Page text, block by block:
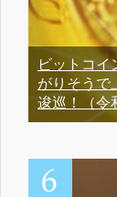
ビットコイ
がりそうで
逡巡！（令